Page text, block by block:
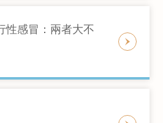
其實孩童長高跟發燒並無關
為孩子生長速度最快的時
的時候，容易發病。因此不
痛、皮疹、關節疼痛或血
尋求醫療幫助。
也會令體溫上升，出太多汗
利身體自然散熱。因為發燒
是一個病徵。 我們應該專
再而對症下藥。
性感冒：兩者大不